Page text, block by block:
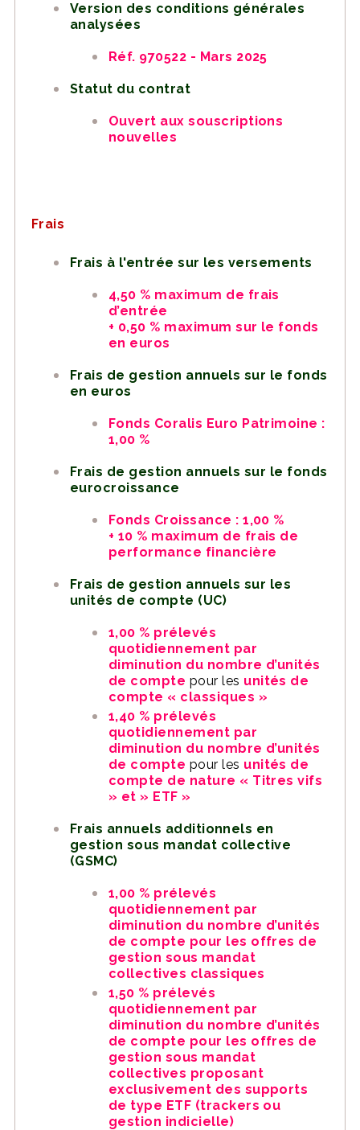
Version des conditions générales
analysées
Réf. 970522 - Mars 2025
Statut du contrat
Ouvert aux souscriptions
nouvelles
Frais
Frais à l'entrée sur les versements
4,50 % maximum de frais
d’entrée
+ 0,50 % maximum sur le fonds
en euros
Frais de gestion annuels sur le fonds
en euros
Fonds Coralis Euro Patrimoine :
1,00 %
Frais de gestion annuels sur le fonds
eurocroissance
Fonds Croissance : 1,00 %
+ 10 % maximum de frais de
performance financière
Frais de gestion annuels sur les
unités de compte (UC)
1,00 % prélevés
quotidiennement par
diminution du nombre d’unités
de compte pour les unités de
compte « classiques »
1,40 % prélevés
quotidiennement par
diminution du nombre d’unités
de compte pour les unités de
compte de nature « Titres vifs
» et » ETF »
Frais annuels additionnels en
gestion sous mandat collective
(GSMC)
1,00 % prélevés
quotidiennement par
diminution du nombre d’unités
de compte pour les offres de
gestion sous mandat
collectives classiques
1,50 % prélevés
quotidiennement par
diminution du nombre d’unités
de compte pour les offres de
gestion sous mandat
collectives proposant
exclusivement des supports
de type ETF (trackers ou
gestion indicielle)